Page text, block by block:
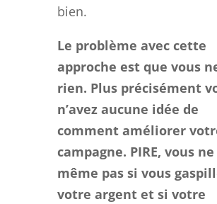
bien.
Le problème avec cette
approche est que vous
rien. Plus précisément
n’avez aucune idée de
comment améliorer
campagne. PIRE, vous
même pas si vous
votre argent et si votre